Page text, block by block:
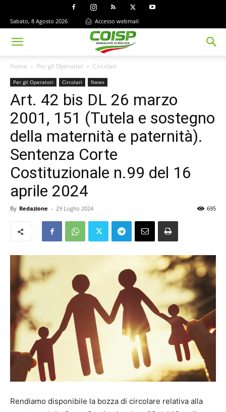
Sabato, 8 Agosto 2026 Accesso webmail
Home Per gli Operatori Circolari
Per gli Operatori Circolari News
Art. 42 bis DL 26 marzo
2001, 151 (Tutela e sostegno
della maternità e paternità).
Sentenza Corte
Costituzionale n.99 del 16
aprile 2024
By Redazione - 29 Luglio 2024 695
Rendiamo disponibile la bozza di circolare relativa alla